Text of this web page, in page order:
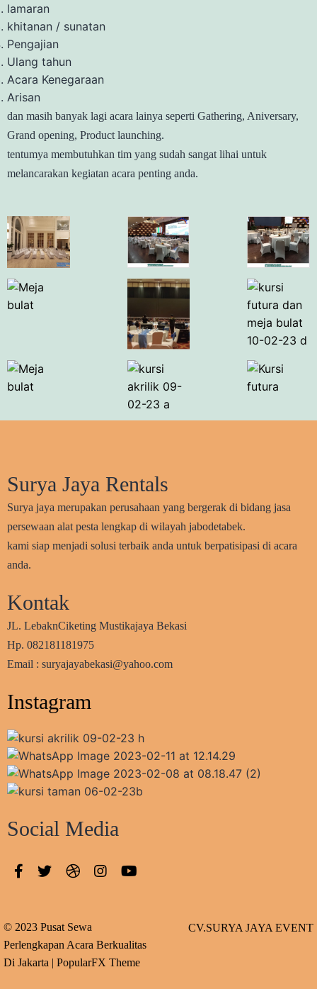
lamaran
khitanan / sunatan
Pengajian
Ulang tahun
Acara Kenegaraan
Arisan
dan masih banyak lagi acara lainya seperti Gathering, Aniversary,
Grand opening, Product launching.
tentumya membutuhkan tim yang sudah sangat lihai untuk
melancarakan kegiatan acara penting anda.
Surya Jaya Rentals
Surya jaya merupakan perusahaan yang bergerak di bidang jasa
persewaan alat pesta lengkap di wilayah jabodetabek.
kami siap menjadi solusi terbaik anda untuk berpatisipasi di acara
anda.
Kontak
JL. LebaknCiketing Mustikajaya Bekasi
Hp. 082181181975
Email : suryajayabekasi@yahoo.com
Instagram
Social Media
© 2023 Pusat Sewa
Perlengkapan Acara Berkualitas
Di Jakarta | PopularFX Theme
CV.SURYA JAYA EVENT